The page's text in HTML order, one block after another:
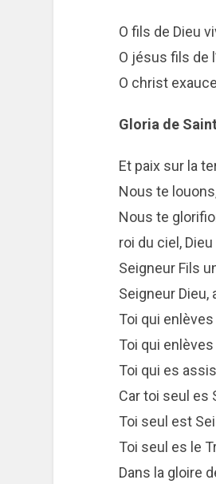
O fils de Dieu
O jésus fils de
O christ
Gloria de
Et paix sur la
Nous te
Nous te
roi du ciel,
Seigneur Fils
Seigneur Dieu,
Toi qui
Toi qui
Toi qui es
Car toi seul es
Toi seul est
Toi seul es le
Dans la gloire